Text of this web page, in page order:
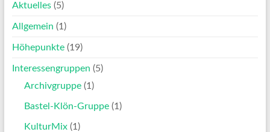
Aktuelles(5)
Allgemein (1)
Höhepunkte(19)
Interessengruppen (5)
Archivgruppe(1)
Bastel-Klön-Gruppe(1)
KulturMix(1)